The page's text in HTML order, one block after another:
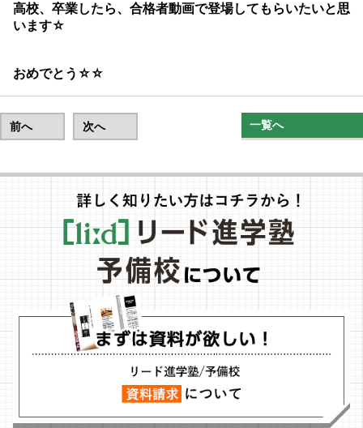
高校、卒業したら、合格者動画で登場してもらいたいと思
います☆
おめでとう☆☆
前へ 次へ 一覧へ